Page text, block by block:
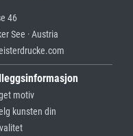
46
See · Austria
motiv
kunsten din